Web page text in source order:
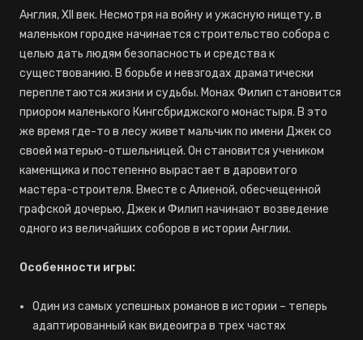
Англия, XII век. Несмотря на войну и ужасную нищету, в
маленьком городке начинается строительство собора с
целью дать людям безопасность и средства к
существованию. В борьбе и невзгодах драматически
переплетаются жизни и судьбы. Монах Филип становится
приором маленького Кингсбриджского монастыря. В это
же время где-то в лесу живет мальчик по имени Джек со
своей матерью-отшельницей. Он становится учеником
каменщика и постепенно вырастает в даровитого
мастера-строителя. Вместе с Алиеной, обесчещенной
графской дочерью, Джек и Филип начинают возведение
одного из величайших соборов в истории Англии.
Особенности игры:
Один из самых успешных романов в истории – теперь
адаптированный как видеоигра в трех частях